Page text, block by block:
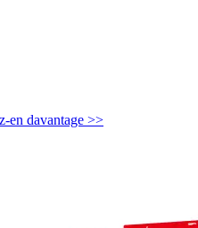
en davantage >>